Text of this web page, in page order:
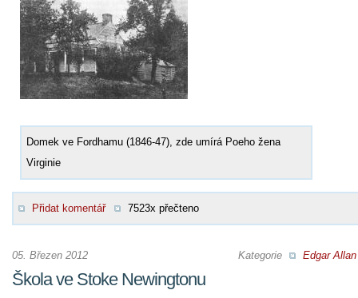
Domek ve Fordhamu (1846-47), zde umírá Poeho žena
Virginie
Přidat komentář 7523x přečteno
Kategorie Edgar
05. Březen 2012
Škola ve Stoke Newingtonu